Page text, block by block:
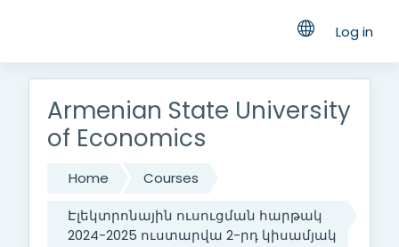
Log in
Armenian State University
of Economics
Home
Courses
Էլեկտրոնային ուսուցման հարթակ
2024-2025 ուստարվա 2-րդ կիսամյակ